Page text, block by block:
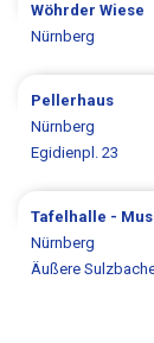
Wöhrder Wiese
Nürnberg
Pellerhaus
Nürnberg
Egidienpl. 23
Tafelhalle -
Nürnberg
Äußere